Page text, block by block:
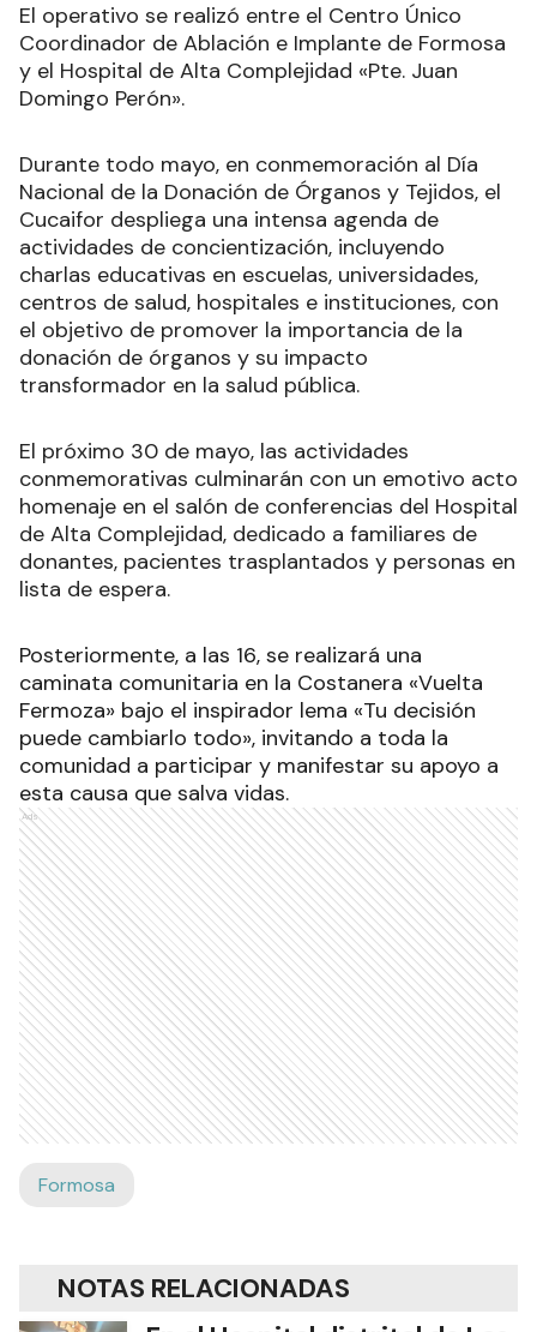
El operativo se realizó entre el Centro Único
Coordinador de Ablación e Implante de Formosa
y el Hospital de Alta Complejidad «Pte. Juan
Domingo Perón».
Durante todo mayo, en conmemoración al Día
Nacional de la Donación de Órganos y Tejidos, el
Cucaifor despliega una intensa agenda de
actividades de concientización, incluyendo
charlas educativas en escuelas, universidades,
centros de salud, hospitales e instituciones, con
el objetivo de promover la importancia de la
donación de órganos y su impacto
transformador en la salud pública.
El próximo 30 de mayo, las actividades
conmemorativas culminarán con un emotivo acto
homenaje en el salón de conferencias del Hospital
de Alta Complejidad, dedicado a familiares de
donantes, pacientes trasplantados y personas en
lista de espera.
Posteriormente, a las 16, se realizará una
caminata comunitaria en la Costanera «Vuelta
Fermoza» bajo el inspirador lema «Tu decisión
puede cambiarlo todo», invitando a toda la
comunidad a participar y manifestar su apoyo a
esta causa que salva vidas.
Ads
Formosa
NOTAS RELACIONADAS